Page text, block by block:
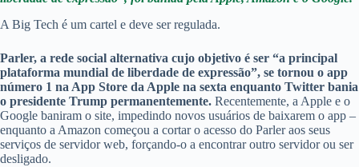
A Big Tech é um cartel e deve ser regulada.
Parler, a rede social alternativa cujo objetivo é ser “a principal
plataforma mundial de liberdade de expressão”, se tornou o app
número 1 na App Store da Apple na sexta enquanto Twitter bania
o presidente Trump permanentemente. Recentemente, a Apple e o
Google baniram o site, impedindo novos usuários de baixarem o app –
enquanto a Amazon começou a cortar o acesso do Parler aos seus
serviços de servidor web, forçando-o a encontrar outro servidor ou ser
desligado.